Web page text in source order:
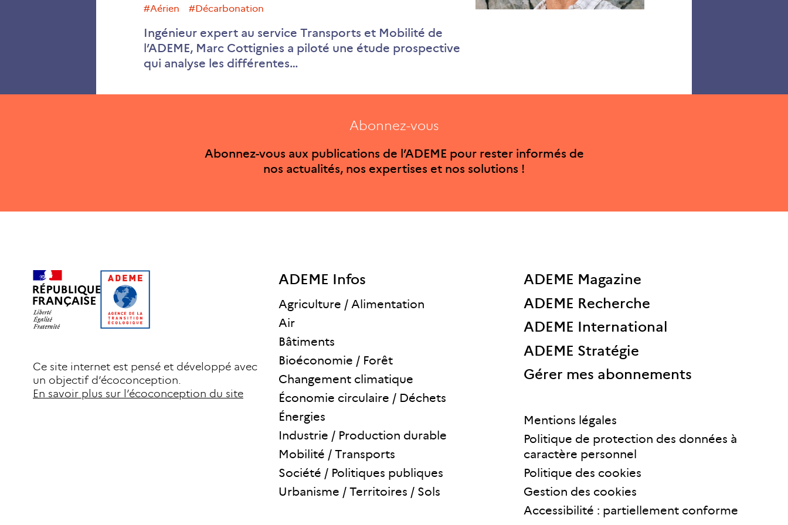
#aérien #décarbonation
Ingénieur expert au service Transports et Mobilité de
l’ADEME, Marc Cottignies a piloté une étude prospective
qui analyse les différentes…
Abonnez-vous
Abonnez-vous aux publications de l’ADEME pour rester informés de
nos actualités, nos expertises et nos solutions !
Ce site internet est pensé et développé avec
un objectif d’écoconception.
En savoir plus sur l’écoconception du site
ADEME Infos
Agriculture / Alimentation
Air
Bâtiments
Bioéconomie / Forêt
Changement climatique
Économie circulaire / Déchets
Énergies
Industrie / Production durable
Mobilité / Transports
Société / Politiques publiques
Urbanisme / Territoires / Sols
ADEME Magazine
ADEME Recherche
ADEME International
ADEME Stratégie
Gérer mes abonnements
Mentions légales
Politique de protection des données à
caractère personnel
Politique des cookies
Gestion des cookies
Accessibilité : partiellement conforme